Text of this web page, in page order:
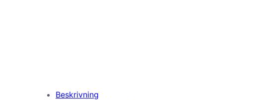
Beskrivning